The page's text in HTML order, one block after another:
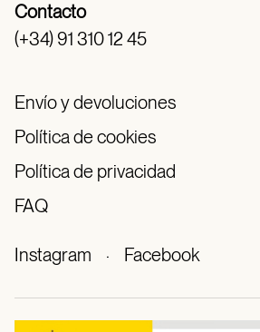
Contacto
(+34) 91 310 12 45
Envío y devoluciones
Política de cookies
Política de privacidad
FAQ
Instagram · Facebook